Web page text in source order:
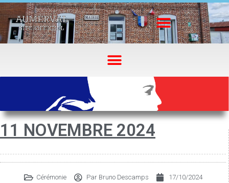
11 NOVEMBRE 2024
Cérémonie ParBruno Descamps
17/10/2024